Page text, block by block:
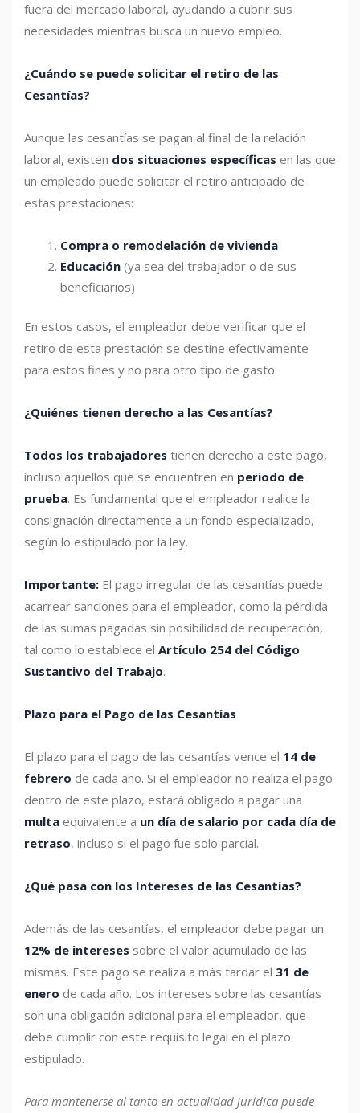
fuera del mercado laboral, ayudando a cubrir sus
necesidades mientras busca un nuevo empleo.
¿Cuándo se puede solicitar el retiro de las
Cesantías?
Aunque las cesantías se pagan al final de la relación
laboral, existen dos situaciones específicas en las que
un empleado puede solicitar el retiro anticipado de
estas prestaciones:
Compra o remodelación de vivienda
Educación (ya sea del trabajador o de sus
beneficiarios)
En estos casos, el empleador debe verificar que el
retiro de esta prestación se destine efectivamente
para estos fines y no para otro tipo de gasto.
¿Quiénes tienen derecho a las Cesantías?
Todos los trabajadores tienen derecho a este pago,
incluso aquellos que se encuentren en periodo de
prueba. Es fundamental que el empleador realice la
consignación directamente a un fondo especializado,
según lo estipulado por la ley.
Importante: El pago irregular de las cesantías puede
acarrear sanciones para el empleador, como la pérdida
de las sumas pagadas sin posibilidad de recuperación,
tal como lo establece el Artículo 254 del Código
Sustantivo del Trabajo.
Plazo para el Pago de las Cesantías
El plazo para el pago de las cesantías vence el 14 de
febrero de cada año. Si el empleador no realiza el pago
dentro de este plazo, estará obligado a pagar una
multa equivalente a un día de salario por cada día de
retraso, incluso si el pago fue solo parcial.
¿Qué pasa con los Intereses de las Cesantías?
Además de las cesantías, el empleador debe pagar un
12% de intereses sobre el valor acumulado de las
mismas. Este pago se realiza a más tardar el 31 de
enero de cada año. Los intereses sobre las cesantías
son una obligación adicional para el empleador, que
debe cumplir con este requisito legal en el plazo
estipulado.
Para mantenerse al tanto en actualidad jurídica puede